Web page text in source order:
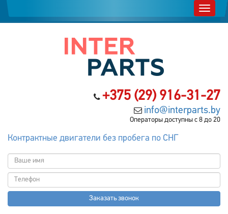
+375 (29) 916-31-27
info@interparts.by
Операторы доступны с 8 до 20
Контрактные двигатели без пробега по СНГ
Заказать звонок